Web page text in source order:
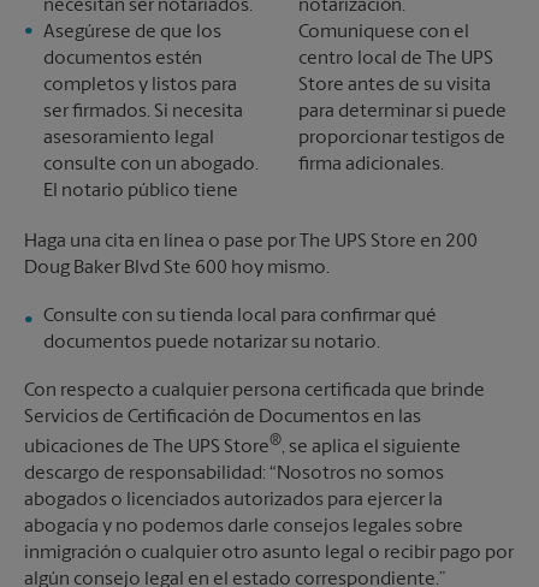
necesitan ser notariados.
Asegúrese de que los
documentos estén
completos y listos para
ser firmados. Si necesita
asesoramiento legal
consulte con un abogado.
El notario público tiene
notarización.
Comuníquese con el
centro local de The UPS
Store antes de su visita
para determinar si puede
proporcionar testigos de
firma adicionales.
Haga una cita en línea o pase por The UPS Store en 200
Doug Baker Blvd Ste 600 hoy mismo.
Consulte con su tienda local para confirmar qué
documentos puede notarizar su notario.
Con respecto a cualquier persona certificada que brinde
Servicios de Certificación de Documentos en las
ubicaciones de The UPS Store®, se aplica el siguiente
descargo de responsabilidad: “Nosotros no somos
abogados o licenciados autorizados para ejercer la
abogacía y no podemos darle consejos legales sobre
inmigración o cualquier otro asunto legal o recibir pago por
algún consejo legal en el estado correspondiente.”